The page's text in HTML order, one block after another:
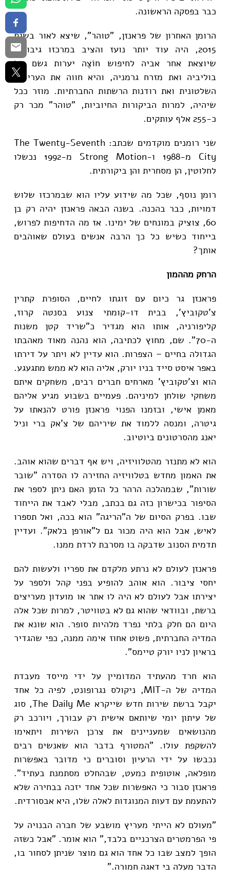
כבר בפסקה הראשונה.
הרומן האחרון של פראנזן, "טוהר", שיצא לאור בשנת
2015, היה עוד יותר נועז והציב במרכזו גיבורה,
שיוצאת אחר אביה לחיפוש חוֹצֶה יערות גשם של
בוליביה ואת מזרח גרמניה, והיא חווה את העריצות
השלטונית ואת רודנות הרשתות החברתיות. מוזר ככל
שיהיה, למרות הביקורות החיוביות, "טוהר" מכר רק
כ-255 אלף עותקים.
שני רומנים מוקדמים שכתב: The Twenty-Seventh
City מ-1988 ו-Strong Motion מ-1992 נכשלו
לחלוטין, הן מסחרית והן ביקורתית.
רומן נוסף, שכל מה שידוע עליו הוא שבמרכזו שלוש
דמויות, כבר בהכנה. בשנה הבאה פראנזן יהיה רק בן
60, צוציק במונחים של ימינו. אז מה הדחיפות לפרוש,
בייחוד כשיש כל כך הרבה אנשים בעולם שאוהבים
אותך?
הרחק מההמון
פראנזן גר כיום עם זוגתו לחיים, הסופרת קתרין
צ'טקוביץ', בבית דו-קומתי צנוע בסנטה קרוז,
קליפורניה, אותו הוא מגדיר כ"שריד קטן משנות
ה-70". שם, מחוץ לכתיבה, הוא נהנה מאוד מאהבתו
הגדולה בחיים – הצפרות. הוא עדיין לא ויתר על דירתו
באפר איסט סייד בניו יורק, אליה הוא לא ממש מתגעגע.
הוא וצ'טקוביץ' מארחים חברים רבים, משחקים איתם
משחקי שולחן למיניהם. פעמיים בשבוע מגיע אליהם
מאמן אישי, ובזמנו הפנוי פראנזן פורט להנאתו על
גיטרה, ומנסה ללמוד את שיריהם של צ'אק ברי וניל
יאנג מהסרטונים ביוטיוב.
הוא לא מתנזר מהטלוויזיה, ויש אף דברים שהוא אוהב.
את האמון מחדש בטלוויזיה החזירה לו הסדרה "שובר
שורות", שבמהלכה הרהר כל הזמן האם ניתן לספר את
הסיפור בכישרון כזה גם בכתב, מבלי לאבד את הייחוד
שבו. בפרק הסיום של ה"הריגה" הוא בכה, ואל תספרו
לאיש, אבל הוא היה מכור גם ל"אורפן בלאק". ועדיין
תדמית הסנוב שדבקה בו מסרבת לרדת ממנו.
פראנזן לעולם לא נרתע מלקדם את ספריו ולעשות להם
יחסי ציבור. הוא אוהב להופיע בפני קהל ולספר על
יצירתו אבל לעולם לא היה לו אתר או מועדון מעריצים
ברשת, ובוודאי שהוא גם לא בטוויטר, למרות שכל אלה
היום הם חלק בלתי נפרד מלהיות סופר. הוא שונא את
המדיה החברתית, פשוט אחוז אימה ממנה, כפי שהגדיר
בראיון לניו יורק טיימס".
הוא חרד מהעתיד המדומיין על ידי מייסד מעבדת
המדיה של ה-MIT, ניקולס נגרופונט, לפיה כל אחד
יקבל ברשת שירות חדש שייקרא The Daily Me, סוג
של עיתון יומי שיותאם אישית רק עבורך, ויורכב רק
מהנושאים שמעניינים את צרכן השירות ויתאימו
להשקפת עולו. "המטורף בדבר הוא שאנשים רבים
נכבשו על ידי הרעיון וסוברים כי מדובר באפשרות
מופלאה, אוטופית כמעט, שבהחלט מסתמנת בעתיד".
פראנזן סבור כי האפשרות שכל אחד יזכה בבחירה שלא
להתעמת עם דעות המנוגדות לאלה שלו, היא אבסורדית.
"מעולם לא הייתי מעריץ מושבע של חברה הבנויה על
פי הפרמטרים הצרכניים בלבד," הוא אומר. "אבל כשזה
הופך למצב שבו כל אחד הוא גם מוצר שניתן לסחור בו,
הדבר מעלה בי דאגה חמורה."